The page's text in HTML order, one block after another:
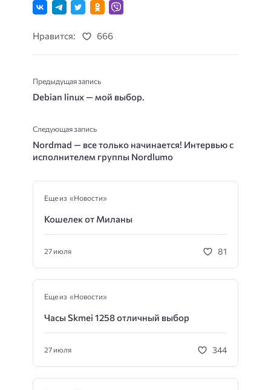
Нравится: 666
Предыдущая запись
Debian linux — мой выбор.
Следующая запись
Nordmad — все только начинается! Интервью с
исполнителем группы Nordlumo
Еще из «Новости»
Кошелек от Миланы
27 июля 81
Еще из «Новости»
Часы Skmei 1258 отличный выбор
27 июля 344